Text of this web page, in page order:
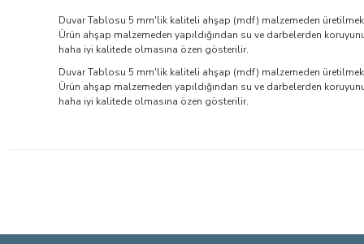
Duvar Tablosu 5 mm'lik kaliteli ahşap (mdf) malzemeden
Ürün ahşap malzemeden yapıldığından su ve darbelerden
haha iyi kalitede olmasına özen gösterilir.
Duvar Tablosu 5 mm'lik kaliteli ahşap (mdf) malzemeden
Ürün ahşap malzemeden yapıldığından su ve darbelerden
haha iyi kalitede olmasına özen gösterilir.